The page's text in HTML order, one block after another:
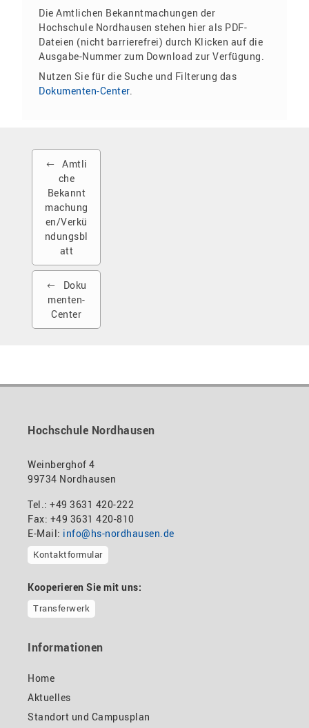
Die Amtlichen Bekanntmachungen der
Hochschule Nordhausen stehen hier als PDF-
Dateien (nicht barrierefrei) durch Klicken auf die
Ausgabe-Nummer zum Download zur Verfügung.
Nutzen Sie für die Suche und Filterung das
Dokumenten-Center.
Amtli
che
Bekannt
machung
en/Verkü
ndungsbl
att
Doku
menten-
Center
Hochschule Nordhausen
Weinberghof 4
99734 Nordhausen
Tel.: +49 3631 420-222
Fax: +49 3631 420-810
E-Mail: info@hs-nordhausen.de
Kontaktformular
Kooperieren Sie mit uns:
Transferwerk
Informationen
Home
Aktuelles
Standort und Campusplan